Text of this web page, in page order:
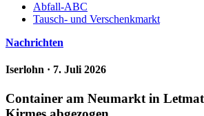
Abfall-ABC
Tausch- und Verschenkmarkt
Nachrichten
Iserlohn · 7. Juli 2026
Container am Neumarkt in